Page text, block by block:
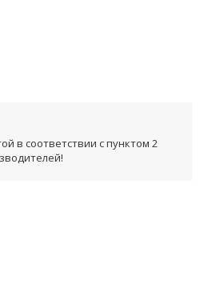
в соответствии с пунктом 2